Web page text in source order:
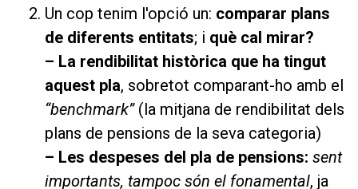
Un cop tenim l'opció un: comparar plans
de diferents entitats; i què cal mirar?
– La rendibilitat històrica que ha tingut
aquest pla, sobretot comparant-ho amb el
“benchmark”(la mitjana de rendibilitat dels
plans de pensions de la seva categoria)
– Les despeses del pla de pensions: sent
importants, tampoc són el fonamental, ja